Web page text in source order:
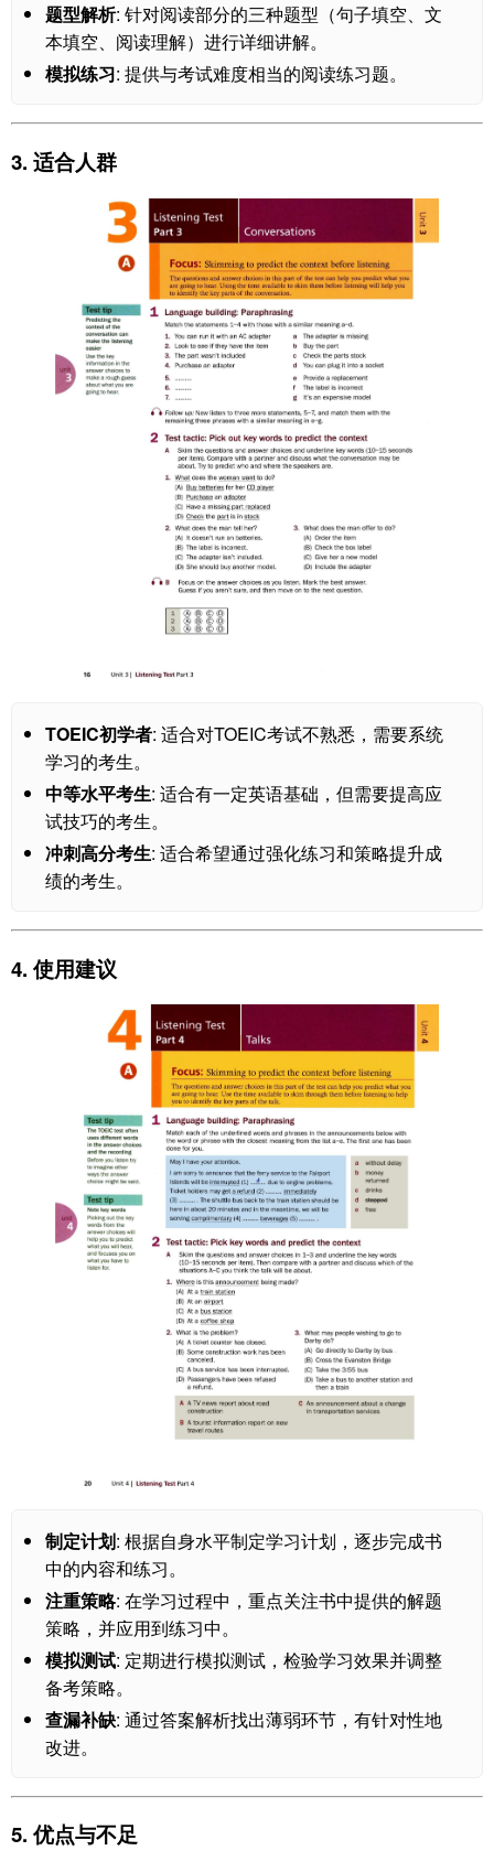
题型解析: 针对阅读部分的三种题型（句子填空、文
本填空、阅读理解）进行详细讲解。
模拟练习: 提供与考试难度相当的阅读练习题。
3. 适合人群
TOEIC初学者: 适合对TOEIC考试不熟悉，需要系统
学习的考生。
中等水平考生: 适合有一定英语基础，但需要提高应
试技巧的考生。
冲刺高分考生: 适合希望通过强化练习和策略提升成
绩的考生。
4. 使用建议
制定计划: 根据自身水平制定学习计划，逐步完成书
中的内容和练习。
注重策略: 在学习过程中，重点关注书中提供的解题
策略，并应用到练习中。
模拟测试: 定期进行模拟测试，检验学习效果并调整
备考策略。
查漏补缺: 通过答案解析找出薄弱环节，有针对性地
改进。
5. 优点与不足